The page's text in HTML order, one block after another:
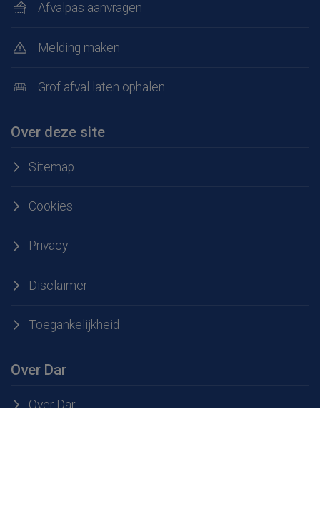
Afvalpas aanvragen
Melding maken
Grof afval laten ophalen
Over deze site
Sitemap
Cookies
Privacy
Disclaimer
Toegankelijkheid
Over Dar
Over Dar